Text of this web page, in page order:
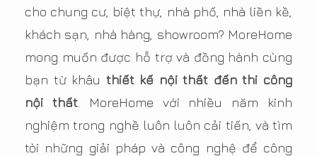
cho chung cư, biệt thự, nhà phố, nhà liền kề,
khách sạn, nhà hàng, showroom? MoreHome
mong muốn được hỗ trợ và đồng hành cùng
bạn từ khâu thiết kế nội thất đến thi công
nội thất. MoreHome với nhiều năm kinh
nghiệm trong nghề luôn luôn cải tiến, và tìm
tòi những giải pháp và công nghệ để công